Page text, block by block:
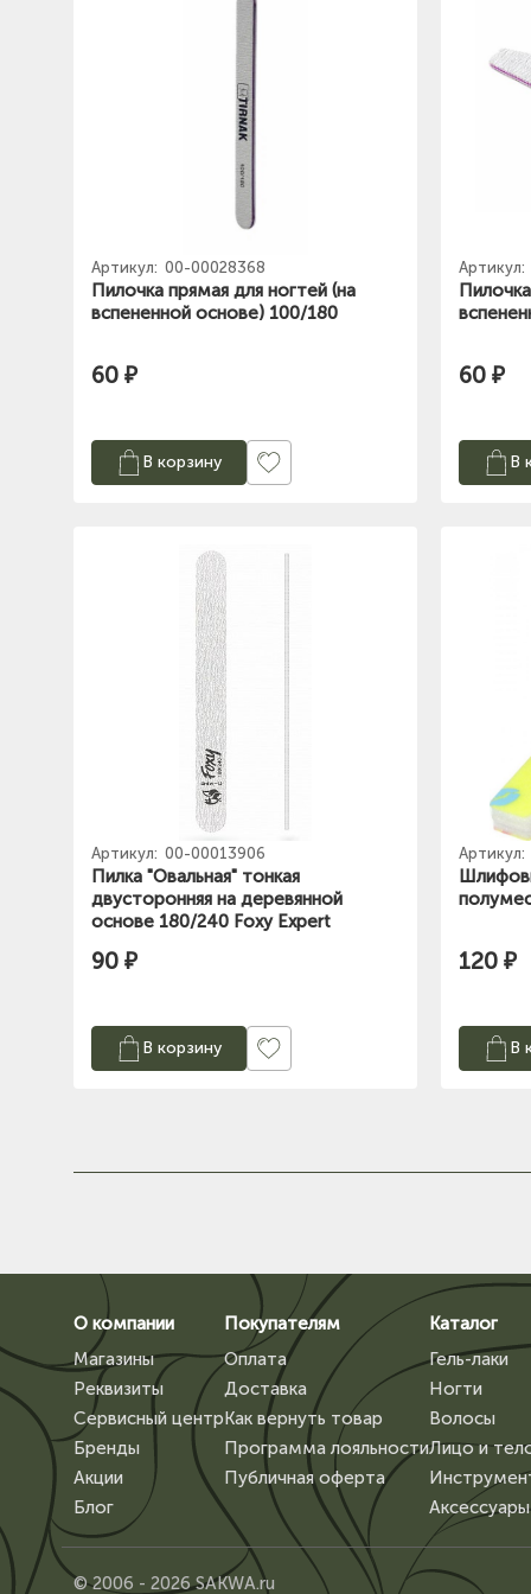
Артикул: 00-00028368
Пилочка прямая для ногтей (на
вспененной основе) 100/180
60 ₽
В корзину
Артикул:
60 ₽
В
Артикул: 00-00013906
Пилка "Овальная" тонкая
двусторонняя на деревянной
основе 180/240 Foxy Expert
90 ₽
В корзину
Артикул:
120 ₽
В
О компании
Магазины
Реквизиты
Сервисный центр
Бренды
Акции
Блог
Покупателям
Оплата
Доставка
Как вернуть товар
Программа лояльности
Публичная оферта
Каталог
Гель-лаки
Ногти
Волосы
Лицо и
Аксессуары
© 2006 - 2026 SAKWA.ru